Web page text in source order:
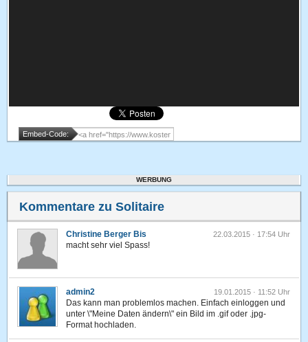
Embed-Code:
WERBUNG
Kommentare zu Solitaire
Christine Berger Bis 22.03.2015 · 17:54 Uhr
macht sehr viel Spass!
admin2 19.01.2015 · 11:52 Uhr
Das kann man problemlos machen. Einfach einloggen und
unter \"Meine Daten ändern\" ein Bild im .gif oder .jpg-
Format hochladen.